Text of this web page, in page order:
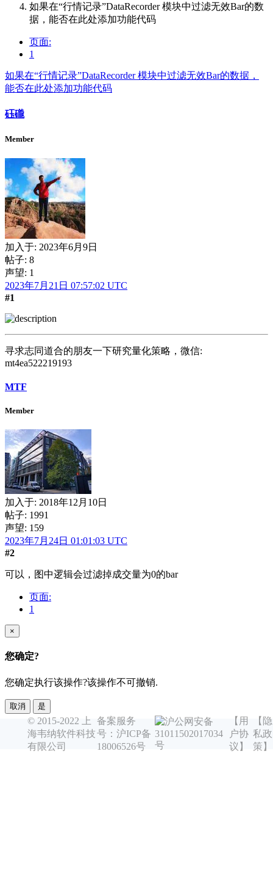
如果在“行情记录”DataRecorder 模块中过滤无效Bar的数
据，能否在此处添加功能代码
页面:
1
如果在“行情记录”DataRecorder 模块中过滤无效Bar的数据，
能否在此处添加功能代码
砡礲
Member
加入于: 2023年6月9日
帖子: 8
声望: 1
2023年7月21日 07:57:02 UTC
#1
寻求志同道合的朋友一下研究量化策略，微信:
mt4ea522219193
MTF
Member
加入于: 2018年12月10日
帖子: 1991
声望: 159
2023年7月24日 01:01:03 UTC
#2
可以，图中逻辑会过滤掉成交量为0的bar
页面:
1
×
您确定?
您确定执行该操作?该操作不可撤销.
取消 是
© 2015-2022 上
海韦纳软件科技
有限公司
备案服务
号：沪ICP备
18006526号
沪公网安备
31011502017034
号
【用
户协
议】
【隐
私政
策】